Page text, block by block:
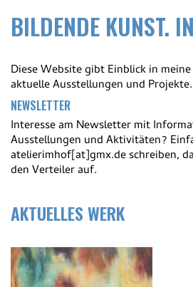
BILDENDE KUNST.
Diese Website gibt Einblick in
aktuelle Ausstellungen und Projekte.
NEWSLETTER
Interesse am Newsletter mit
Ausstellungen und Aktivitäten?
atelierimhof[at]gmx.de schreiben,
den Verteiler auf.
AKTUELLES WERK